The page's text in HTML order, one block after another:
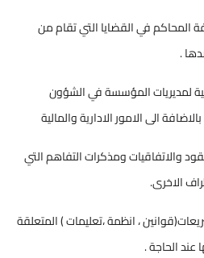
المحاكم في القضايا التي تقام من
.
لمديريات المؤسسة في الشؤون
الى الامور الادارية والمالية
والاتفاقيات ومذكرات التفاهم التي
الاخرى.
، انظمة ،تعليمات ) المتعلقة
الحاجة .